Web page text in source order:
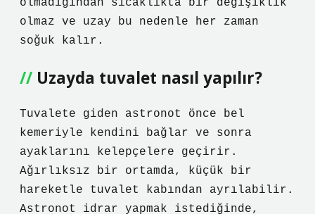
olmadığından sıcaklıkta bir değişiklik
olmaz ve uzay bu nedenle her zaman
soğuk kalır.
Uzayda tuvalet nasıl yapılır?
Tuvalete giden astronot önce bel
kemeriyle kendini bağlar ve sonra
ayaklarını kelepçelere geçirir.
Ağırlıksız bir ortamda, küçük bir
hareketle tuvalet kabından ayrılabilir.
Astronot idrar yapmak istediğinde,